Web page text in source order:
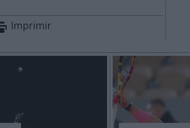
Imprimir